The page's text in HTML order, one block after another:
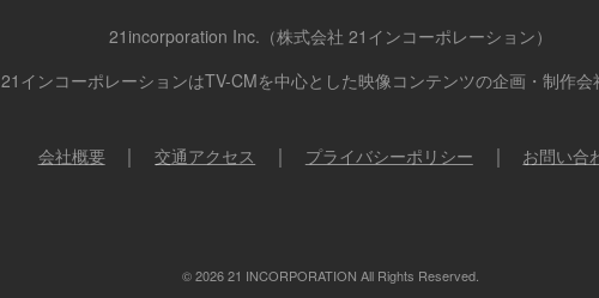
21incorporation Inc. （株式会社 21インコーポレーション）
21インコーポレーションはTV-CMを中心とした映像コンテンツの企画・制作会
会社概要 交通アクセス プライバシーポリシー お問い合
© 2026 21 INCORPORATION All Rights Reserved.